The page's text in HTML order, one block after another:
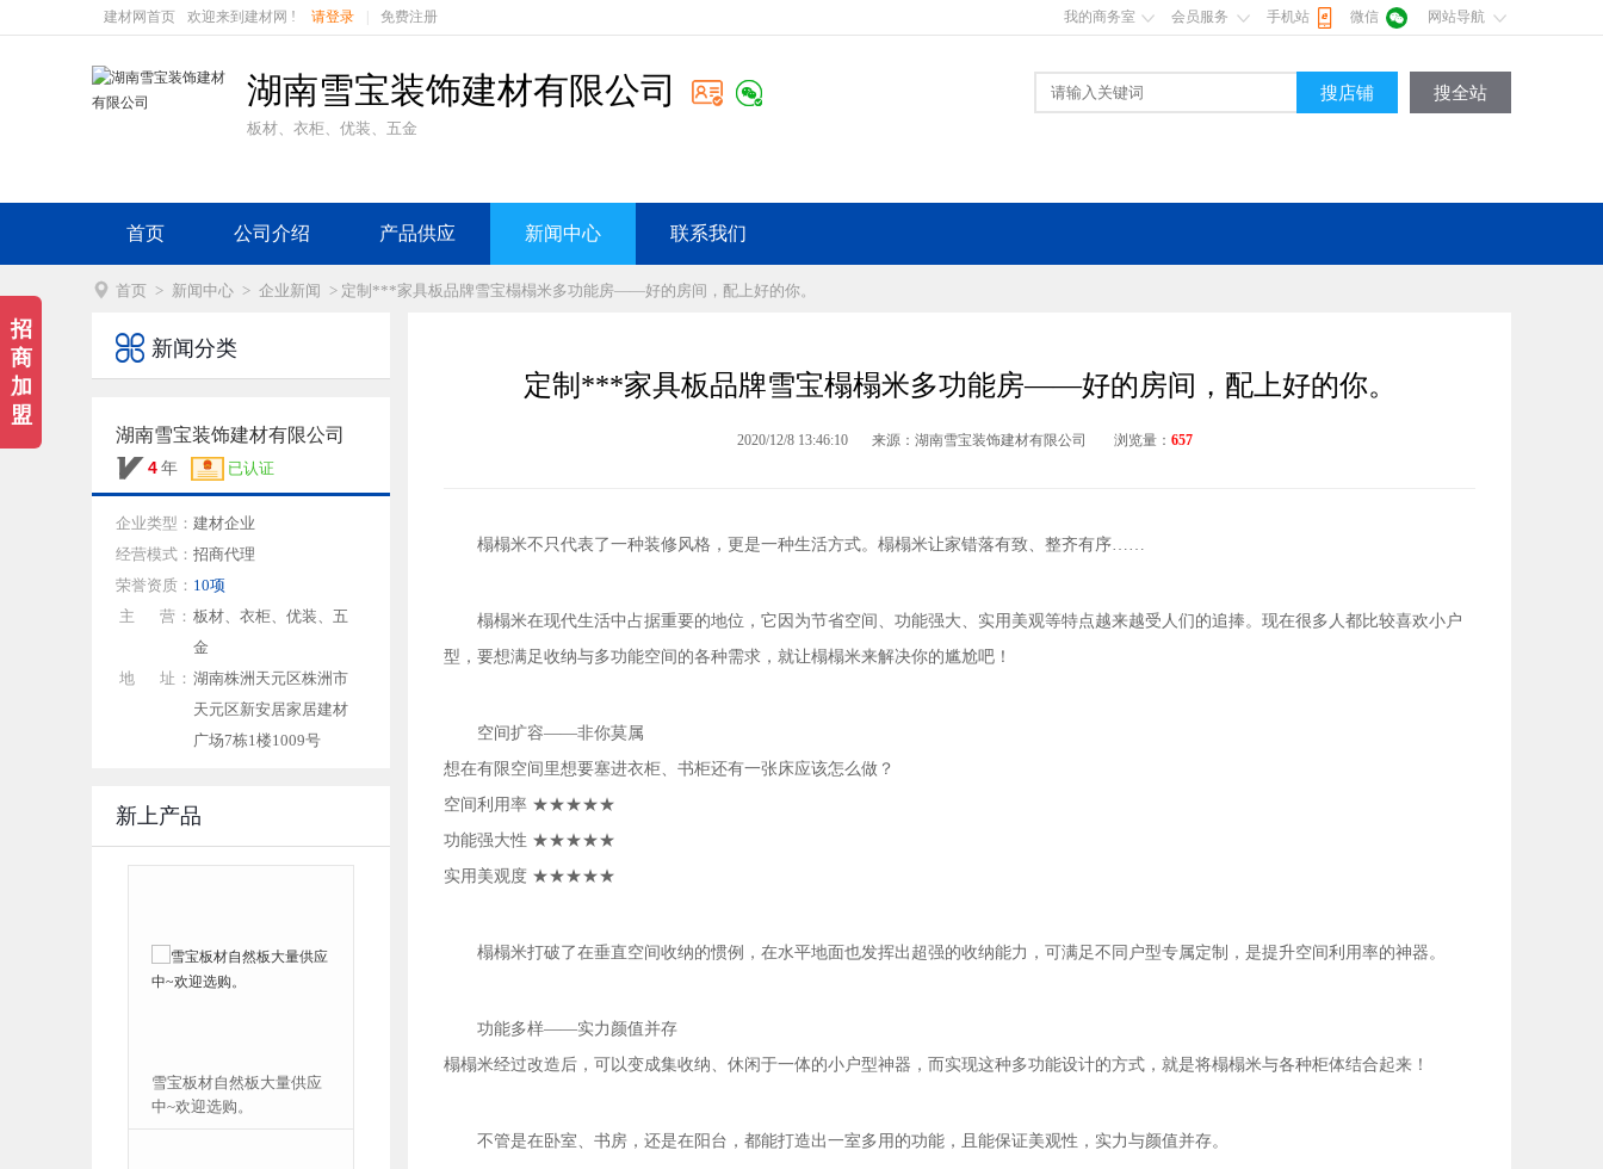
建材网首页 欢迎来到建材网 ! 请登录 免费注册 我的商务室 会员服务 手机站 微信 网站导航
湖南雪宝装饰建材有限公司
板材、衣柜、优装、五金
搜店铺 搜全站
首页 公司介绍 产品供应 新闻中心 联系我们
 首页 > 新闻中心 > 企业新闻 > 定制***家具板品牌雪宝榻榻米多功能房——好的房间，配上好的你。
定制***家具板品牌雪宝榻榻米多功能房——好的房间，配上好的你。
2020/12/8 13:46:10 来源：湖南雪宝装饰建材有限公司 浏览量： 657
榻榻米不只代表了一种装修风格，更是一种生活方式。榻榻米让家错落有致、整齐有序……
榻榻米在现代生活中占据重要的地位，它因为节省空间、功能强大、实用美观等特点越来越受人们的追捧。现在很多人都比较喜欢小户
型，要想满足收纳与多功能空间的各种需求，就让榻榻米来解决你的尴尬吧！
空间扩容——非你莫属
想在有限空间里想要塞进衣柜、书柜还有一张床应该怎么做？
空间利用率 ★★★★★
功能强大性 ★★★★★
实用美观度 ★★★★★
榻榻米打破了在垂直空间收纳的惯例，在水平地面也发挥出超强的收纳能力，可满足不同户型专属定制，是提升空间利用率的神器。
功能多样——实力颜值并存
榻榻米经过改造后，可以变成集收纳、休闲于一体的小户型神器，而实现这种多功能设计的方式，就是将榻榻米与各种柜体结合起来！
不管是在卧室、书房，还是在阳台，都能打造出一室多用的功能，且能保证美观性，实力与颜值并存。
 新闻分类
湖南雪宝装饰建材有限公司
4 年 已认证
企业类型： 建材企业
经营模式： 招商代理
荣誉资质： 10项
主 营： 板材、衣柜、优装、五
金
地 址： 湖南株洲天元区株洲市
天元区新安居家居建材
广场7栋1楼1009号
新上产品
雪宝炫彩系列自然板海洋
之星
招
商
加
盟